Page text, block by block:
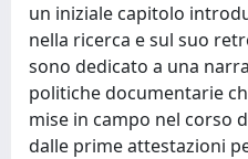
un iniziale capitolo
nella ricerca e sul suo
sono dedicato a una
politiche documentarie
mise in campo nel corso
dalle prime attestazioni